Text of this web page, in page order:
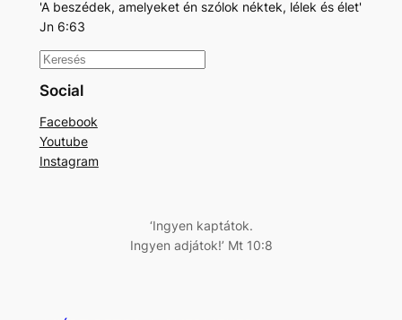
'A beszédek, amelyeket én szólok néktek, lélek és élet'
Jn 6:63
K
e
e
s
Social
Facebook
Youtube
Instagram
‘Ingyen kaptátok.
Ingyen adjátok!’ Mt 10:8